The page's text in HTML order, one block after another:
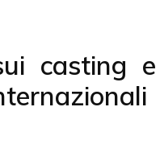
casting